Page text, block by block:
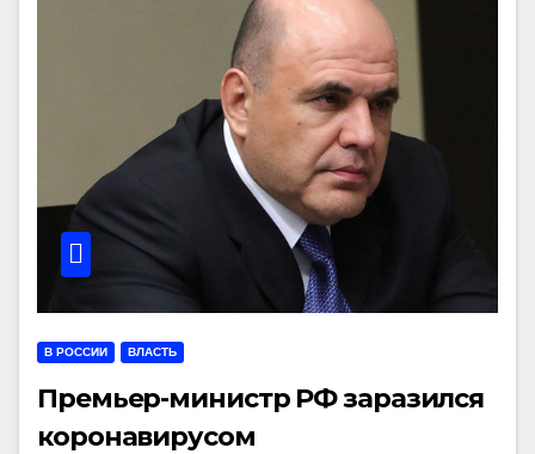
В РОССИИ ВЛАСТЬ
Премьер-министр РФ заразился
коронавирусом